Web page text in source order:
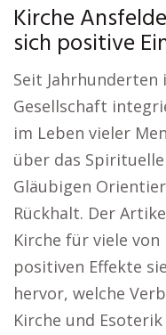
Kirche
sich positive
Seit Jahrhunderten
Gesellschaft
im Leben vieler
über das
Gläubigen
Rückhalt. Der
Kirche für viele
positiven Effekte
hervor, welche
Kirche und